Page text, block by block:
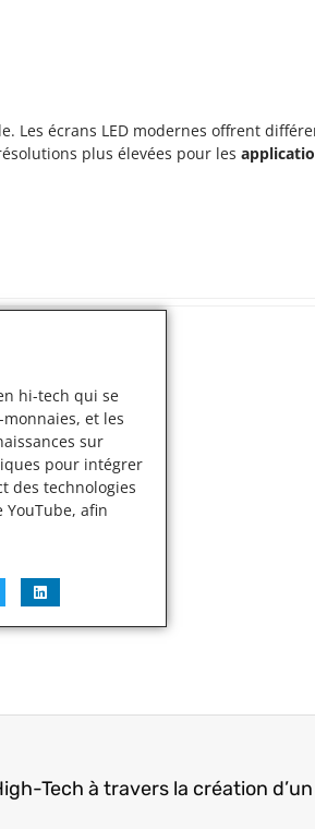
Les écrans LED modernes offrent
plus élevées pour les
hi-tech qui se
et les
sur
pour intégrer
des technologies
afin